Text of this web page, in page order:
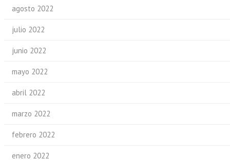
agosto 2022
julio 2022
junio 2022
mayo 2022
abril 2022
marzo 2022
febrero 2022
enero 2022